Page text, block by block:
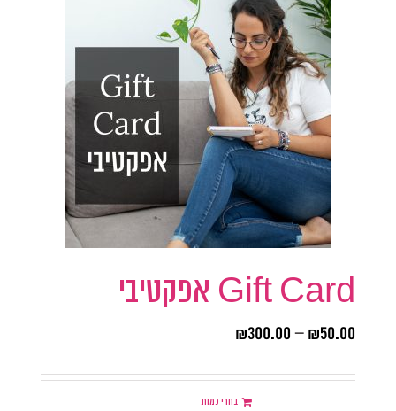
Gift Card אפקטיבי
₪50.00
–
₪300.00
בחרי כמות